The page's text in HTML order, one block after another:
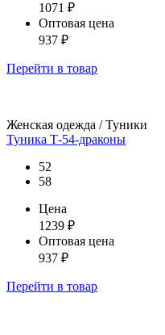
1071 ₽
Оптовая цена
937 ₽
Перейти в товар
Женская одежда / Туники
Туника Т-54-драконы
52
58
Цена
1239 ₽
Оптовая цена
937 ₽
Перейти в товар